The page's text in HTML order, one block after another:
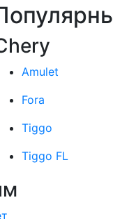
Amulet
Fora
Tiggo
Tiggo FL